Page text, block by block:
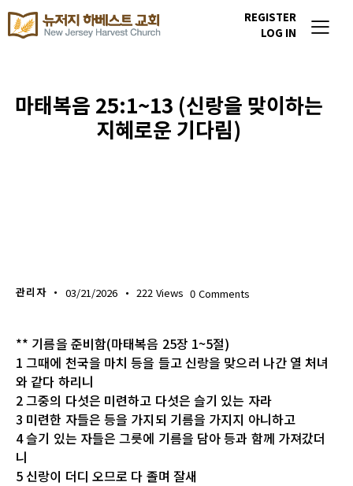
REGISTER
LOG IN
마태복음 25:1~13 (신랑을 맞이하는
지혜로운 기다림)
관리자 03/21/2026 222 Views 0 Comments
** 기름을 준비함(마태복음 25장 1~5절)
1 그때에 천국을 마치 등을 들고 신랑을 맞으러 나간 열 처녀
와 같다 하리니
2 그중의 다섯은 미련하고 다섯은 슬기 있는 자라
3 미련한 자들은 등을 가지되 기름을 가지지 아니하고
4 슬기 있는 자들은 그릇에 기름을 담아 등과 함께 가져갔더
니
5 신랑이 더디 오므로 다 졸며 잘새